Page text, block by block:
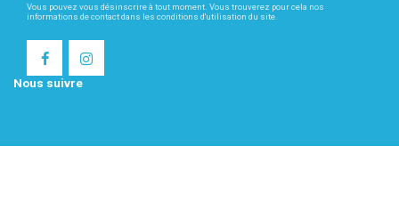
Vous pouvez vous désinscrire à tout moment. Vous trouverez pour cela nos
informations de contact dans les conditions d'utilisation du site.
Nous suivre